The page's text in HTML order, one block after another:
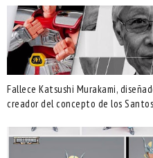
Fallece Katsushi Murakami,
creador del concepto de los